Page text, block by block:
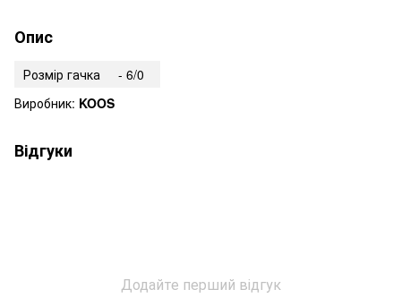
Опис
Розмір гачка
- 6/0
Виробник: KOOS
Відгуки
Додайте перший відгук